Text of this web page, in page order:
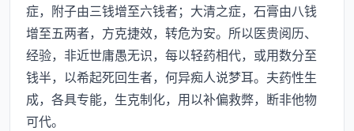
症，附子由三钱增至六钱者；大清之症，石膏由八钱
增至五两者，方克捷效，转危为安。所以医贵阅历、
经验，非近世庸愚无识，每以轻药相代，或用数分至
钱半，以希起死回生者，何异痴人说梦耳。夫药性生
成，各具专能，生克制化，用以补偏救弊，断非他物
可代。